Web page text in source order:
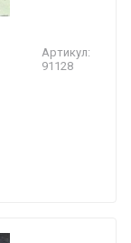
Артикул:
91128